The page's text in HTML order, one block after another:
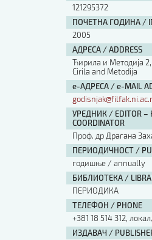
121295372
ПОЧЕТНА ГОДИНА /
2005
АДРЕСА / ADDRESS
Ћирила и Методија
Cirila and Metodija
е-АДРЕСА / e-MAIL
УРЕДНИК / EDITOR
COORDINATOR
Проф. др Драгана
ПЕРИОДИЧНОСТ /
годишње / annually
БИБЛИОТЕКА /
ПЕРИОДИКА
ТЕЛЕФОН / PHONE
+381 18 514 312,
ИЗДАВАЧ /